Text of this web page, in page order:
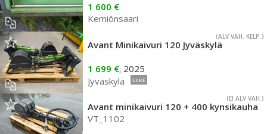
1 600 €
Kemiönsaari
(ALV VÄH. KELP.)
Avant Minikaivuri 120 Jyväskylä
1 699 €, 2025
Jyväskylä
LIIKE
(EI ALV VÄH.)
Avant minikaivuri 120 + 400 kynsikauha
VT_1102